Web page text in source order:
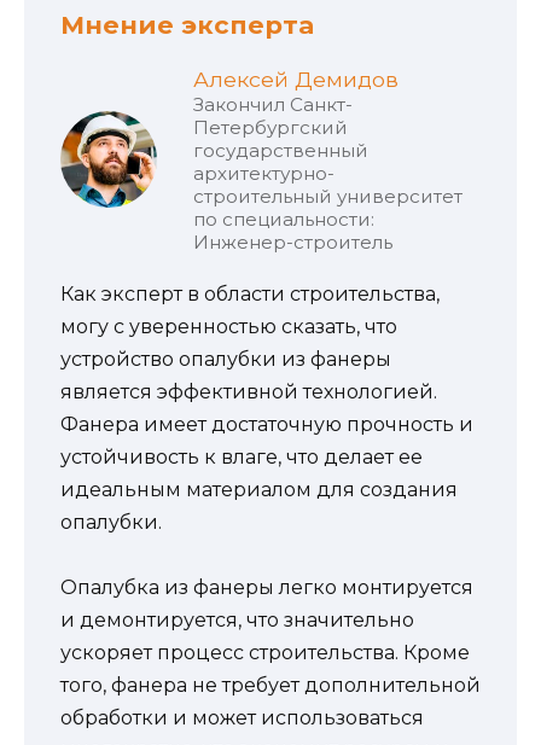
Мнение эксперта
Алексей Демидов
Закончил Санкт-
Петербургский
государственный
архитектурно-
строительный университет
по специальности:
Инженер-строитель
Как эксперт в области строительства,
могу с уверенностью сказать, что
устройство опалубки из фанеры
является эффективной технологией.
Фанера имеет достаточную прочность и
устойчивость к влаге, что делает ее
идеальным материалом для создания
опалубки.
Опалубка из фанеры легко монтируется
и демонтируется, что значительно
ускоряет процесс строительства. Кроме
того, фанера не требует дополнительной
обработки и может использоваться